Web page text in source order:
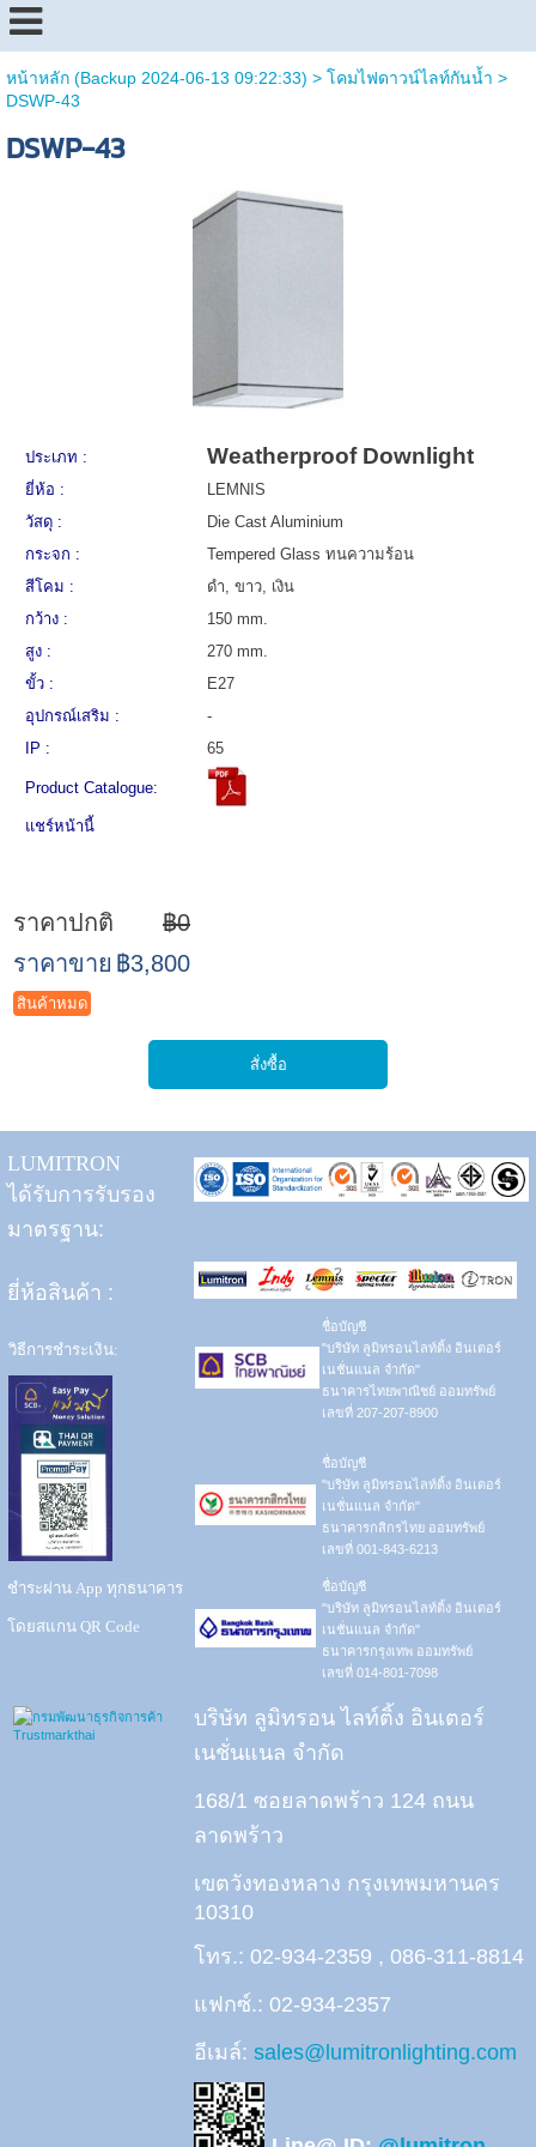
หน้าหลัก (Backup 2024-06-13 09:22:33) > โคมไฟดาวน์ไลท์กันน้ำ >
DSWP-43
DSWP-43
ประเภท : Weatherproof Downlight
ยี่ห้อ :
LEMNIS
วัสดุ :
Die Cast Aluminium
กระจก :
Tempered Glass ทนความร้อน
สีโคม :
ดำ, ขาว, เงิน
กว้าง :
150 mm.
สูง :
270 mm.
ขั้ว :
E27
อุปกรณ์เสริม :
-
IP :
65
Product Catalogue:
แชร์หน้านี้
ราคาปกติ
฿0
ราคาขาย ฿3,800
สินค้าหมด
LUMITRON
ได้รับการรับรอง
มาตรฐาน:
ยี่ห้อสินค้า :
วิธีการชำระเงิน:
ชำระผ่าน App ทุกธนาคาร
โดยสแกน QR Code
ชื่อบัญชี
"บริษัท ลูมิทรอนไลท์ติ้ง อินเตอร์
เนชั่นแนล จำกัด"
ธนาคารไทยพาณิชย์ ออมทรัพย์
เลขที่ 207-207-8900
ชื่อบัญชี
"บริษัท ลูมิทรอนไลท์ติ้ง อินเตอร์
เนชั่นแนล จำกัด"
ธนาคารกสิกรไทย ออมทรัพย์
เลขที่ 001-843-6213
ชื่อบัญชี
"บริษัท ลูมิทรอนไลท์ติ้ง อินเตอร์
เนชั่นแนล จำกัด"
ธนาคารกรุงเทพ ออมทรัพย์
เลขที่ 014-801-7098
บริษัท ลูมิทรอน ไลท์ติ้ง อินเตอร์
เนชั่นแนล จำกัด
168/1 ซอยลาดพร้าว 124 ถนน
ลาดพร้าว
เขตวังทองหลาง กรุงเทพมหานคร
10310
โทร.: 02-934-2359 , 086-311-8814
แฟกซ์.: 02-934-2357
อีเมล์: sales@lumitronlighting.com